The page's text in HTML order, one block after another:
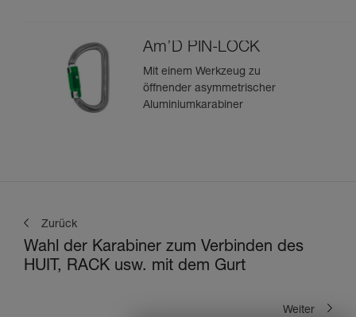
Am’D PIN-LOCK
Mit einem Werkzeug zu
öffnender asymmetrischer
Aluminiumkarabiner
Zurück
Wahl der Karabiner zum Verbinden des
HUIT, RACK usw. mit dem Gurt
Weiter